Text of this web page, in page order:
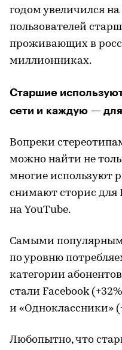
годом увеличился на
пользователей
проживающих в
миллионниках.
Старшие
сети и каждую —
Вопреки
можно найти не
многие используют
снимают сторис для
на YouTube.
Самыми
по уровню
категории
стали Facebook
и «Одноклассники»
Любопытно, что